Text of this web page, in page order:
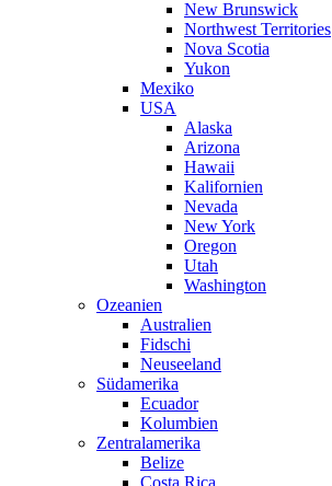
New Brunswick
Northwest Territories
Nova Scotia
Yukon
Mexiko
USA
Alaska
Arizona
Hawaii
Kalifornien
Nevada
New York
Oregon
Utah
Washington
Ozeanien
Australien
Fidschi
Neuseeland
Südamerika
Ecuador
Kolumbien
Zentralamerika
Belize
Costa Rica